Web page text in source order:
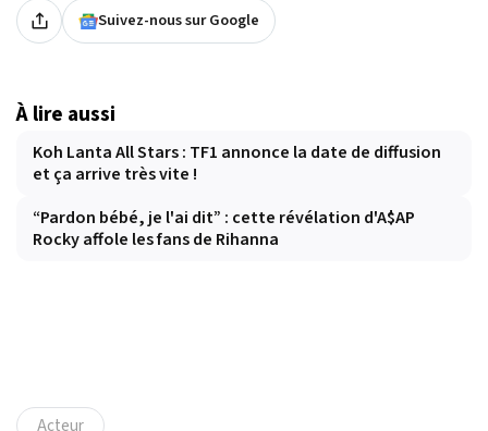
Suivez-nous sur Google
À lire aussi
Koh Lanta All Stars : TF1 annonce la date de diffusion
et ça arrive très vite !
“Pardon bébé, je l'ai dit” : cette révélation d'A$AP
Rocky affole les fans de Rihanna
Acteur